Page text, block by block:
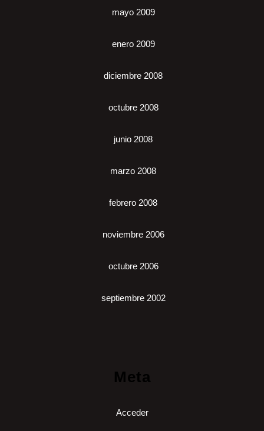
mayo 2009
enero 2009
diciembre 2008
octubre 2008
junio 2008
marzo 2008
febrero 2008
noviembre 2006
octubre 2006
septiembre 2002
Meta
Acceder